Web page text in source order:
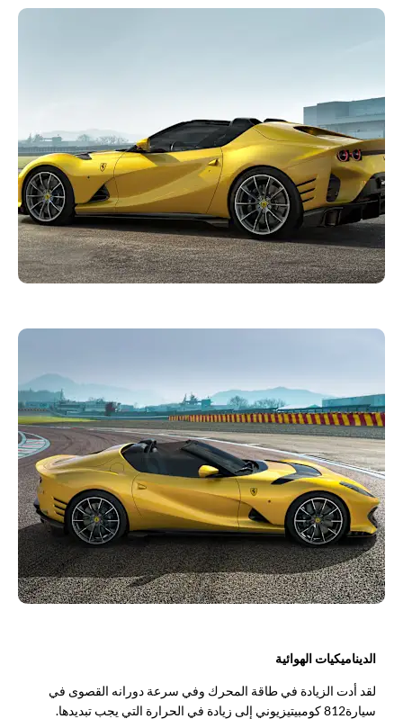
الديناميكيات الهوائية
لقد أدت الزيادة في طاقة المحرك وفي سرعة دورانه القصوى في
سيارة
812 كومبيتيزيوني إلى زيادة في الحرارة التي يجب تبديدها.